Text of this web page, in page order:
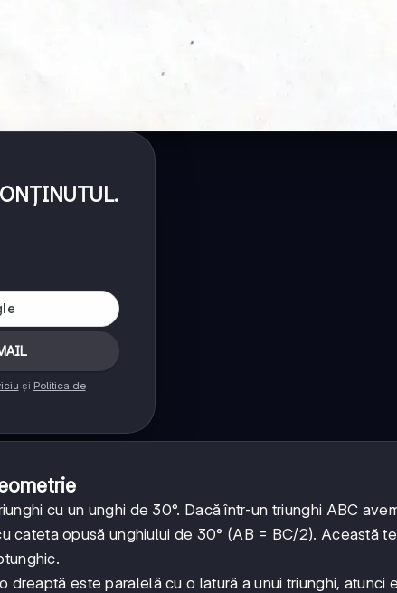
.
și Politica de
cu un unghi de 30°. Dacă într-un triunghi ABC
cateta opusă unghiului de 30° (AB = BC/2). Această
dreaptă este paralelă cu o latură a unui triunghi, atunci